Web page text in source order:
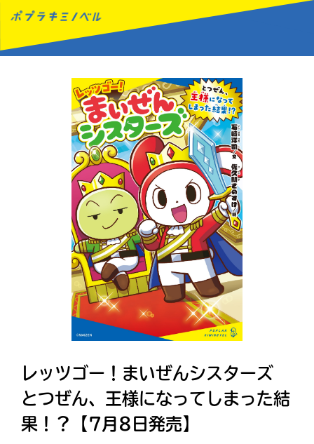
MENU
レッツゴー！まいぜんシスターズ
とつぜん、王様になってしまった結
果！？【7月8日発売】